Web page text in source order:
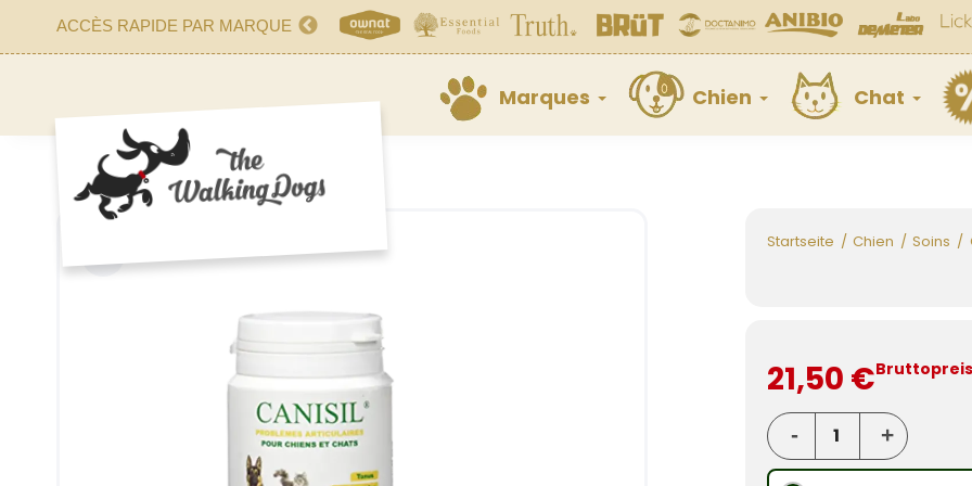
ACCÈS RAPIDE PAR MARQUE
Marques Chien Chat
Startseite Chien Soins
21,50 €Bruttopreis